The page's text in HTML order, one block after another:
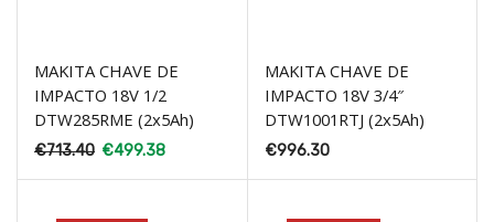
MAKITA CHAVE DE
IMPACTO 18V 1/2
DTW285RME (2x5Ah)
€713.40 €499.38
MAKITA CHAVE DE
IMPACTO 18V 3/4″
DTW1001RTJ (2x5Ah)
€996.30